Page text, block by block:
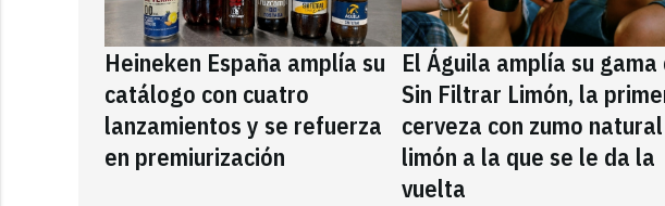
Heineken España amplía su
catálogo con cuatro
lanzamientos y se refuerza
en premiurización
El Águila amplía su gama
Sin Filtrar Limón, la
cerveza con zumo
limón a la que se le da la
vuelta